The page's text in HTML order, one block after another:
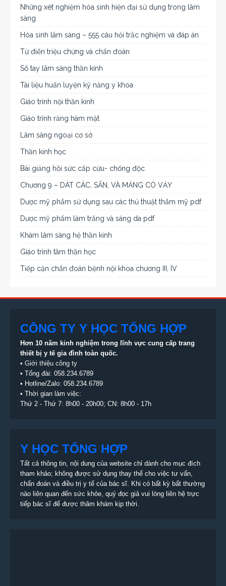
Những xét nghiệm hóa sinh hiện đại sử dụng trong lâm
sàng
Hóa sinh lâm sàng – 555 câu hỏi trắc nghiệm và đáp án
Từ điển triệu chứng và chẩn đoán
Sổ tay lâm sàng thần kinh
Tài liệu huấn luyện kỹ năng y khoa
Giáo trình nội thần kinh
Giáo trình răng hàm mặt
Lâm sàng ngoại cơ sở
Thần kinh học
Bài giảng hồi sức cấp cứu- chống độc
Chương 9 – DÁT CÁC, SẨN, VÀ MẢNG CÓ VẢY
Dược mỹ phẩm sử dụng sau các thủ thuật thẩm mỹ pdf
Dược mỹ phẩm làm trắng và sáng da pdf
Khám lâm sàng hệ thần kinh
Giáo trình tâm thần học
Tiếp cận chẩn đoán bệnh nội khoa chương III, IV
CÔNG TY Y HỌC TỔNG HỢP
Hơn 10 năm kinh nghiệm trong lĩnh vực cung cấp trang
thiết bị y tế gia đình toàn quốc.
• Giới thiệu công ty
• Tổng đài: 058.234.6789
• Hotline/Zalo: 058.234.6789
• Thời gian làm việc:
Thứ 2 - Thứ 7: 8h00 - 20h00; CN: 8h00 - 17h
Y HỌC TỔNG HỢP
Tất cả thông tin, nội dung của website chỉ dành cho mục đích
tham khảo; không được sử dụng thay thế cho việc tư vấn,
chẩn đoán và điều trị y tế của bác sĩ. Khi có bất kỳ bất thường
nào liên quan đến sức khỏe, quý đọc giả vui lòng liên hệ trực
tiếp bác sĩ để được thăm khám kịp thời.